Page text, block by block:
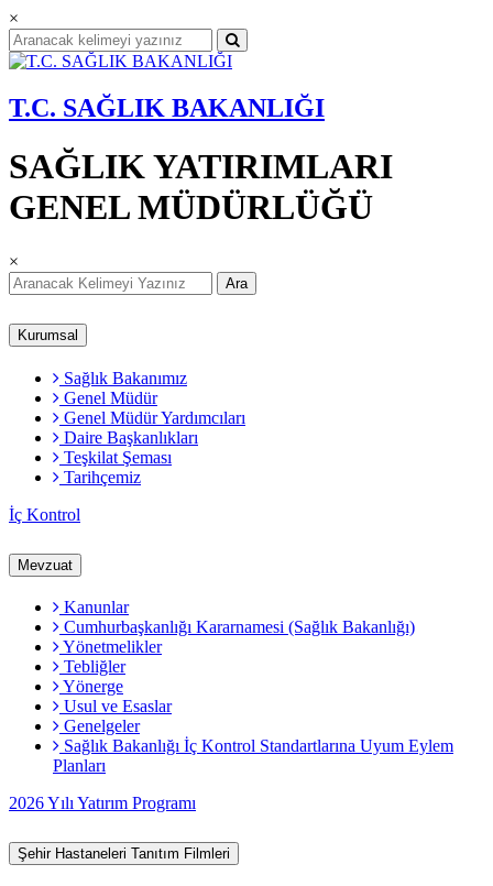
×
T.C. SAĞLIK BAKANLIĞI
SAĞLIK YATIRIMLARI
GENEL MÜDÜRLÜĞÜ
×
Ara
Kurumsal
Sağlık Bakanımız
Genel Müdür
Genel Müdür Yardımcıları
Daire Başkanlıkları
Teşkilat Şeması
Tarihçemiz
İç Kontrol
Mevzuat
Kanunlar
Cumhurbaşkanlığı Kararnamesi (Sağlık Bakanlığı)
Yönetmelikler
Tebliğler
Yönerge
Usul ve Esaslar
Genelgeler
Sağlık Bakanlığı İç Kontrol Standartlarına Uyum Eylem
Planları
2026 Yılı Yatırım Programı
Şehir Hastaneleri Tanıtım Filmleri